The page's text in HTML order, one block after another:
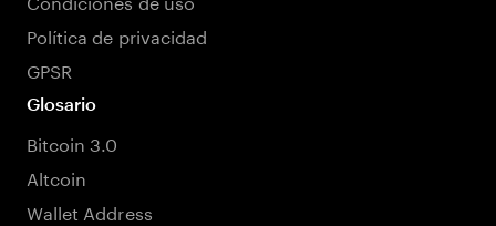
Política de privacidad
GPSR
Glosario
Bitcoin 3.0
Altcoin
Wallet Address